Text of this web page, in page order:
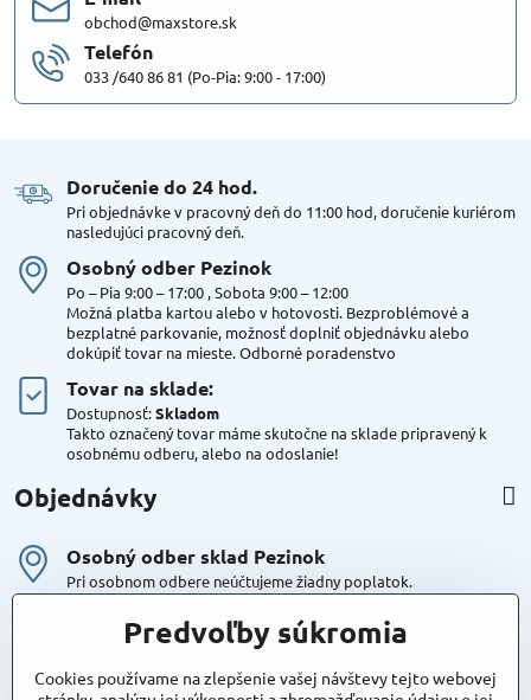
obchod@maxstore.sk
Telefón
033 /640 86 81 (Po-Pia: 9:00 - 17:00)
Doručenie do 24 hod​.
Pri objednávke v pracovný deň do 11:00 hod, doručenie kuriérom
nasledujúci pracovný deň.
Osobný odber Pezinok
Po – Pia 9:00 – 17:00 , Sobota 9:00 – 12:00
Možná platba kartou alebo v hotovosti. Bezproblémové a
bezplatné parkovanie, možnosť doplniť objednávku alebo
dokúpiť tovar na mieste. Odborné poradenstvo
Tovar na sklade:
Dostupnosť:Skladom
Takto označený tovar máme skutočne na sklade pripravený k
osobnému odberu, alebo na odoslanie!
Objednávky
Osobný odber sklad Pezinok
Pri osobnom odbere neúčtujeme žiadny poplatok.
Kuriér DPD , Geis
Cena za dopravu:
Predvoľby súkromia
Cookies používame na zlepšenie vašej návštevy tejto webovej